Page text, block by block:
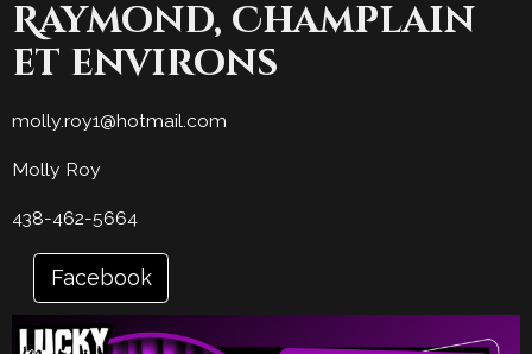
Raymond, Champlain
et environs
molly.roy1@hotmail.com
Molly Roy
438-462-5664
Facebook